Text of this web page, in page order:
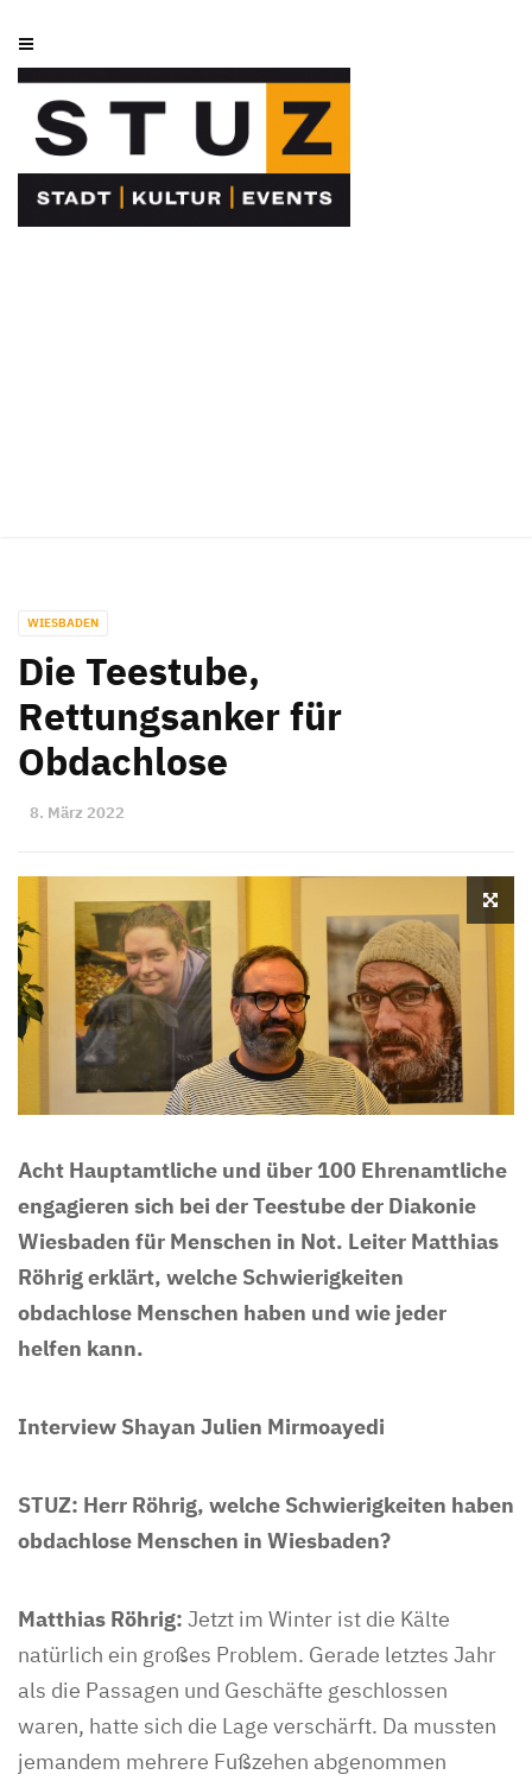
WIESBADEN
Die Teestube,
Rettungsanker für
Obdachlose
8. März 2022
Acht Hauptamtliche und über 100 Ehrenamtliche
engagieren sich bei der Teestube der Diakonie
Wiesbaden für Menschen in Not. Leiter Matthias
Röhrig erklärt, welche Schwierigkeiten
obdachlose Menschen haben und wie jeder
helfen kann.
Interview Shayan Julien Mirmoayedi
STUZ: Herr Röhrig, welche Schwierigkeiten haben
obdachlose Menschen in Wiesbaden?
Matthias Röhrig: Jetzt im Winter ist die Kälte
natürlich ein großes Problem. Gerade letztes Jahr
als die Passagen und Geschäfte geschlossen
waren, hatte sich die Lage verschärft. Da mussten
jemandem mehrere Fußzehen abgenommen